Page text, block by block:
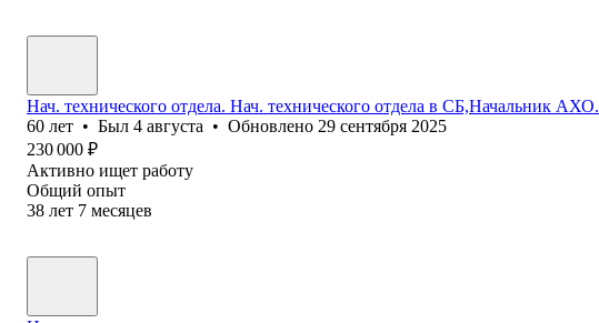
Нач. технического отдела. Нач. технического отдела в CБ,Начальник АХО.
60 лет • Был 4 августа • Обновлено 29 сентября 2025
230 000 ₽
Активно ищет работу
Общий опыт
38 лет 7 месяцев